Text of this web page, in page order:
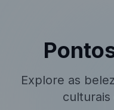
Explore as
culturais